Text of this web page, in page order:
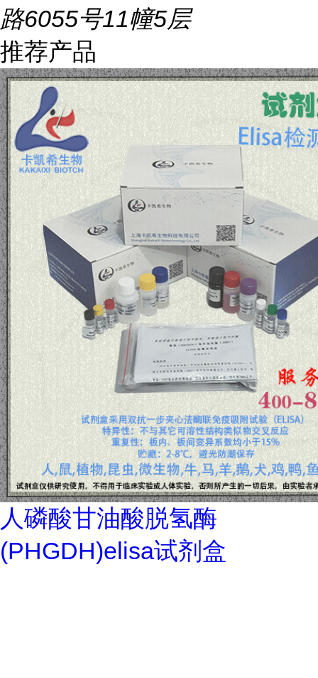
路6055号11幢5层
推荐产品
人磷酸甘油酸脱氢酶
(PHGDH)elisa试剂盒